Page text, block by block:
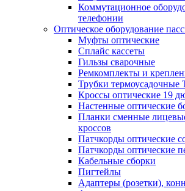
Коммутационное
телефонии
Оптическое оборудование
Муфты оптические
Сплайс кассеты
Гильзы сварочные
Ремкомплекты и
Трубки
Кроссы оптические 19
Настенные оптические
Планки сменные
кроссов
Патчкорды оптические
Патчкорды оптические
Кабельные сборки
Пигтейлы
Адаптеры (розетки),